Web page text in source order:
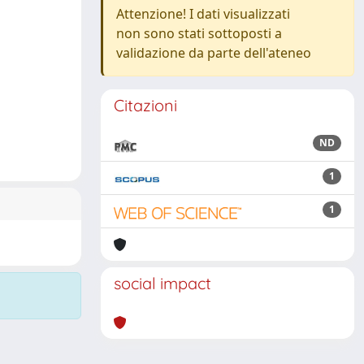
Attenzione! I dati visualizzati
non sono stati sottoposti a
validazione da parte dell'ateneo
Citazioni
ND
1
1
social impact